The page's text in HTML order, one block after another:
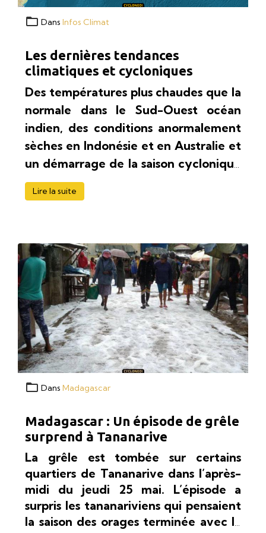
Dans Infos Climat
Les dernières tendances
climatiques et cycloniques
Des températures plus chaudes que la
normale dans le Sud-Ouest océan
indien, des conditions anormalement
sèches en Indonésie et en Australie et
un démarrage de la saison cyclonique
potentiellement contrarié. Voici en
quelques mots ce que suggèrent les
venir.
Lire la suite
Dans Madagascar
Madagascar : Un épisode de grêle
surprend à Tananarive
La grêle est tombée sur certains
quartiers de Tananarive dans l’après-
midi du jeudi 25 mai. L’épisode a
surpris les tananariviens qui pensaient
la saison des orages terminée avec la